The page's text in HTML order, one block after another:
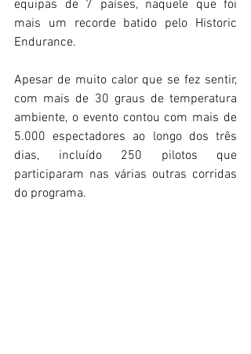
equipas de 7 países, naquele que foi
mais um recorde batido pelo Historic
Endurance.
Apesar de muito calor que se fez sentir,
com mais de 30 graus de temperatura
ambiente, o evento contou com mais de
5.000 espectadores ao longo dos três
dias, incluído 250 pilotos que
participaram nas várias outras corridas
do programa.